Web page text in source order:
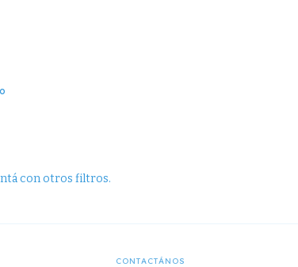
con otros filtros.
CONTACTÁNOS